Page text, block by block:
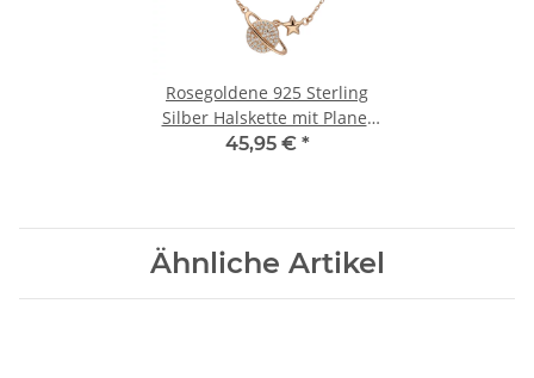
Rosegoldene 925 Sterling
Silber Halskette mit Planet
und Stern
45,95 € *
Ähnliche Artikel